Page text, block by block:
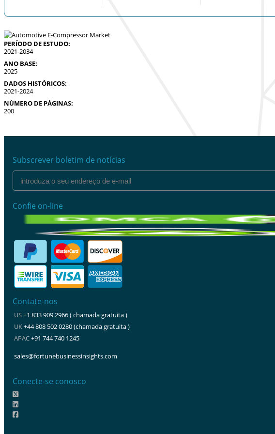
PERÍODO DE ESTUDO:
2021-2034
ANO BASE:
2025
DADOS HISTÓRICOS:
2021-2024
NÚMERO DE PÁGINAS:
200
Subscrever boletim de notícias
Confie on-line
Contate-nos
US+1 833 909 2966 ( chamada gratuita )
UK+44 808 502 0280 (chamada gratuita )
APAC+91 744 740 1245
sales@fortunebusinessinsights.com
Conecte-se conosco